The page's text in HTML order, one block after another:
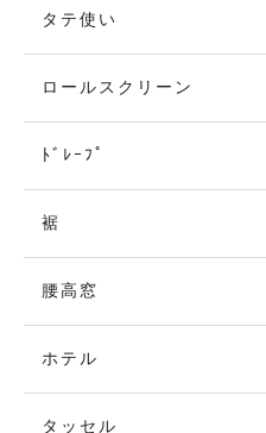
タテ使い
ロールスクリーン
ﾄﾞﾚｰﾌﾟ
裾
腰高窓
ホテル
タッセル